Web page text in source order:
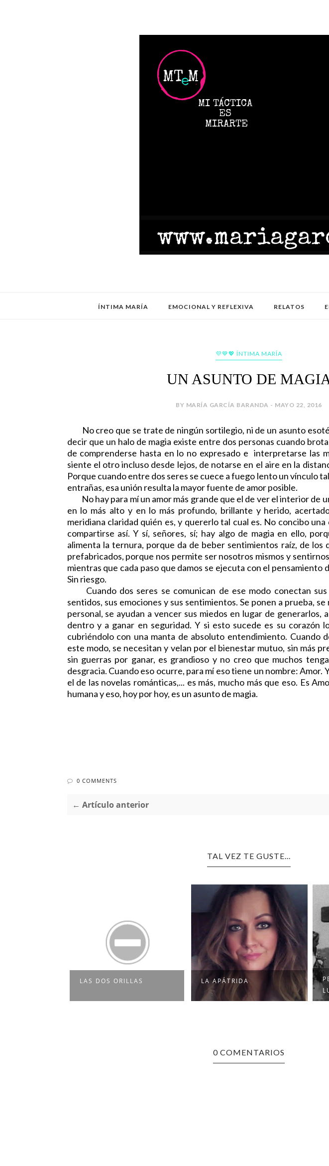
ÍNTIMA MARÍA EMOCIONAL Y REFLEXIVA RELATOS
💜💙💖 ÍNTIMA MARÍA
UN ASUNTO DE
BY MARÍA GARCÍA BARANDA - MAYO 22, 2016
No creo que se trate de ningún sortilegio, ni de un asunto
decir que un halo de magia existe entre dos personas cuando
de comprenderse hasta en lo no expresado e interpretarse las
siente el otro incluso desde lejos, de notarse en el aire en la
Porque cuando entre dos seres se cuece a fuego lento un vínculo
entrañas, esa unión resulta la mayor fuente de amor posible.
No hay para mí un amor más grande que el de ver el interior de
en lo más alto y en lo más profundo, brillante y herido,
meridiana claridad quién es, y quererlo tal cual es. No concibo
compartirse así. Y sí, señores, sí; hay algo de magia en ello,
alimenta la ternura, porque da de beber sentimientos raíz, de los
prefabricados, porque nos permite ser nosotros mismos y
mientras que cada paso que damos se ejecuta con el pensamiento
Sin riesgo.
Cuando dos seres se comunican de ese modo conectan sus
sentidos, sus emociones y sus sentimientos. Se ponen a prueba,
personal, se ayudan a vencer sus miedos en lugar de generarlos,
dentro y a ganar en seguridad. Y si esto sucede es su corazón
cubriéndolo con una manta de absoluto entendimiento. Cuando
este modo, se necesitan y velan por el bienestar mutuo, sin más
sin guerras por ganar, es grandioso y no creo que muchos
desgracia. Cuando eso ocurre, para mí eso tiene un nombre: Amor.
el de las novelas románticas,... es más, mucho más que eso. Es
humana y eso, hoy por hoy, es un asunto de magia.
0 COMMENTS
← Artículo anterior
TAL VEZ TE GUSTE...
LAS DOS ORILLAS LA APÁTRIDA
0 COMENTARIOS